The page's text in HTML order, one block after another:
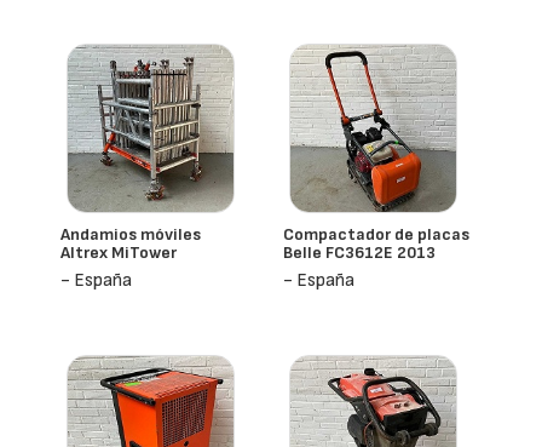
Andamios móviles
Altrex MiTower
- España
Compactador de placas
Belle FC3612E 2013
- España